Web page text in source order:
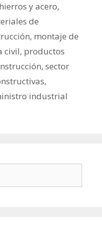
hierros y acero,
de
, montaje de
civil, productos
, sector
,
industrial